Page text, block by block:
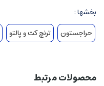
بخشها :
حراجستون
ترنچ کت و پالتو
محصولات مرتبط